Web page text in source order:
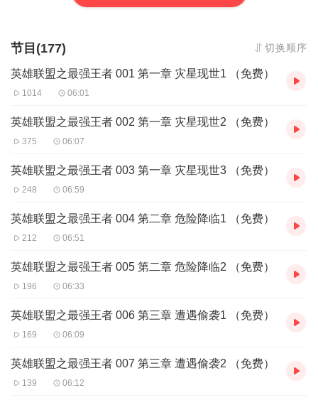
来看，也完全能够看的懂。
节目(177) 切换顺序
英雄联盟之最强王者 001 第一章 灾星现世1 （免费）
1014 06:01
英雄联盟之最强王者 002 第一章 灾星现世2 （免费）
375 06:07
英雄联盟之最强王者 003 第一章 灾星现世3 （免费）
248 06:59
英雄联盟之最强王者 004 第二章 危险降临1 （免费）
212 06:51
英雄联盟之最强王者 005 第二章 危险降临2 （免费）
196 06:33
英雄联盟之最强王者 006 第三章 遭遇偷袭1 （免费）
169 06:09
英雄联盟之最强王者 007 第三章 遭遇偷袭2 （免费）
139 06:12